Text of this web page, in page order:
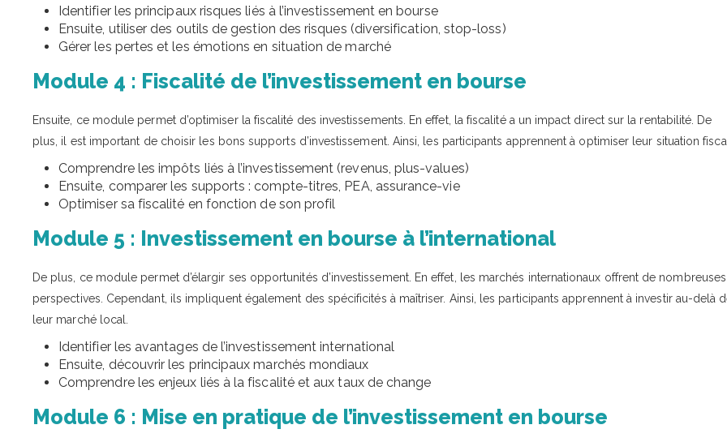
Identifier les principaux risques liés à l’investissement en bourse
Ensuite, utiliser des outils de gestion des risques (diversification, stop-loss)
Gérer les pertes et les émotions en situation de marché
Module 4 : Fiscalité de l’investissement en bourse
Ensuite, ce module permet d’optimiser la fiscalité des investissements. En effet, la fiscalité a un impact direct sur la rentabilité. De
plus, il est important de choisir les bons supports d’investissement. Ainsi, les participants apprennent à optimiser leur situation
Comprendre les impôts liés à l’investissement (revenus, plus-values)
Ensuite, comparer les supports : compte-titres, PEA, assurance-vie
Optimiser sa fiscalité en fonction de son profil
Module 5 : Investissement en bourse à l’international
De plus, ce module permet d’élargir ses opportunités d’investissement. En effet, les marchés internationaux offrent de nombreuses
perspectives. Cependant, ils impliquent également des spécificités à maîtriser. Ainsi, les participants apprennent à investir au-delà
leur marché local.
Identifier les avantages de l’investissement international
Ensuite, découvrir les principaux marchés mondiaux
Comprendre les enjeux liés à la fiscalité et aux taux de change
Module 6 : Mise en pratique de l’investissement en bourse